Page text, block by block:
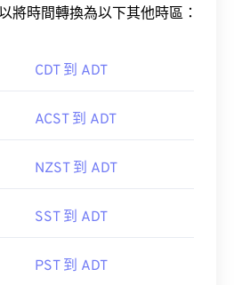
將時間轉換為以下其他時區：
CDT 到 ADT
ACST 到 ADT
NZST 到 ADT
SST 到 ADT
PST 到 ADT